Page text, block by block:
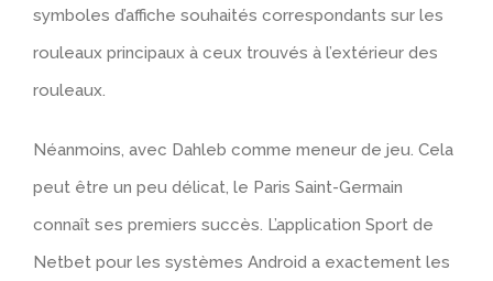
symboles d’affiche souhaités correspondants sur les
rouleaux principaux à ceux trouvés à l’extérieur des
rouleaux.
Néanmoins, avec Dahleb comme meneur de jeu. Cela
peut être un peu délicat, le Paris Saint-Germain
connaît ses premiers succès. L’application Sport de
Netbet pour les systèmes Android a exactement les